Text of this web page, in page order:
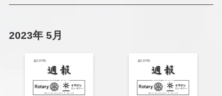
2023年 5月